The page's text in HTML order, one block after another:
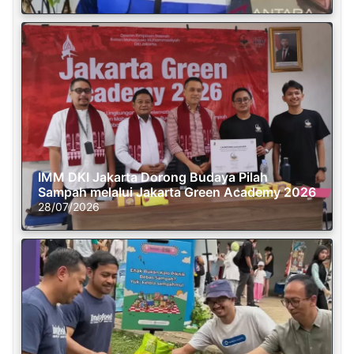
IMM DKI Jakarta Dorong Budaya Pilah
Sampah melalui Jakarta Green Academy 2026
28/07/2026